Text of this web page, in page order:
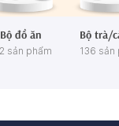
Bộ đồ ăn
sản phẩm
Bộ trà/
136 sản